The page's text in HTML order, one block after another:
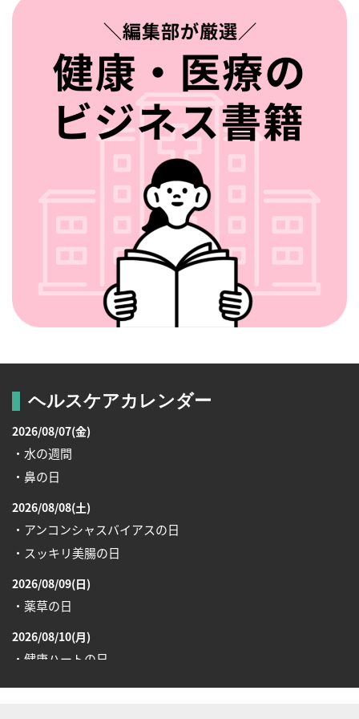
ヘルスケアカレンダー
2026/08/07(金)
・水の週間
・鼻の日
2026/08/08(土)
・アンコンシャスバイアスの日
・スッキリ美腸の日
2026/08/09(日)
・薬草の日
2026/08/10(月)
・健康ハートの日